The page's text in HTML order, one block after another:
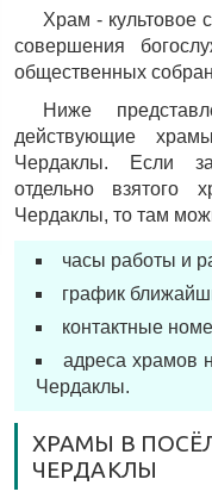
Храм - культовое
совершения
общественных
Ниже
действующие
Чердаклы. Если
отдельно взятого
Чердаклы, то там
часы работы и
график
контактные
адреса храмов
Чердаклы.
ХРАМЫ В
ЧЕРДАКЛЫ